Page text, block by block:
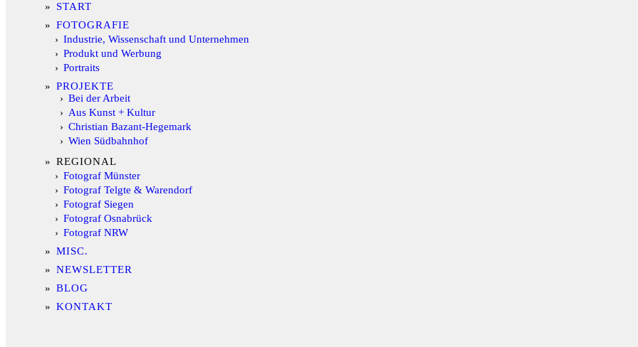
START
FOTOGRAFIE
Industrie, Wissenschaft und Unternehmen
Produkt und Werbung
Portraits
PROJEKTE
Bei der Arbeit
Aus Kunst + Kultur
Christian Bazant-Hegemark
Wien Südbahnhof
REGIONAL
Fotograf Münster
Fotograf Telgte & Warendorf
Fotograf Siegen
Fotograf Osnabrück
Fotograf NRW
MISC.
NEWSLETTER
BLOG
KONTAKT